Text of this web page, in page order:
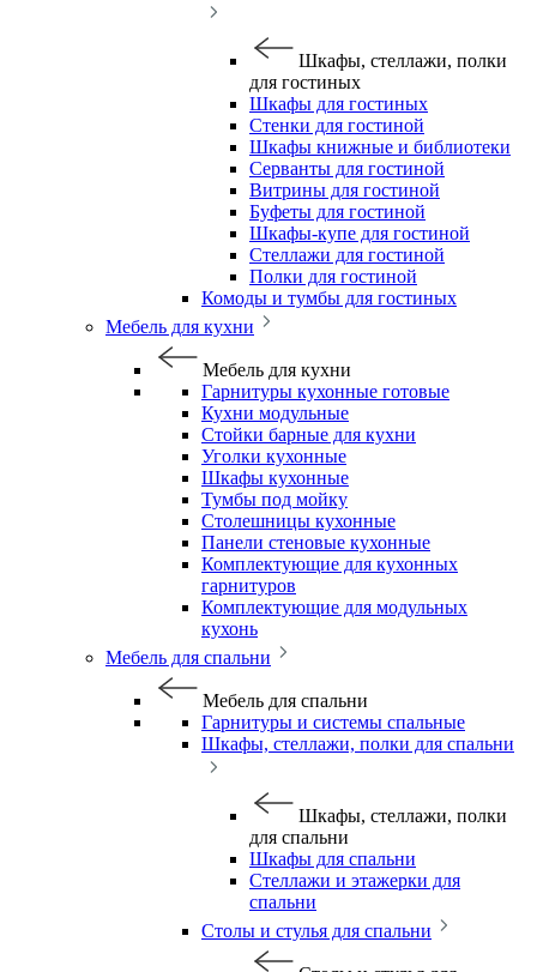
Шкафы, стеллажи, полки
для гостиных
Шкафы для гостиных
Стенки для гостиной
Шкафы книжные и библиотеки
Серванты для гостиной
Витрины для гостиной
Буфеты для гостиной
Шкафы-купе для гостиной
Стеллажи для гостиной
Полки для гостиной
Комоды и тумбы для гостиных
Мебель для кухни
Мебель для кухни
Гарнитуры кухонные готовые
Кухни модульные
Стойки барные для кухни
Уголки кухонные
Шкафы кухонные
Тумбы под мойку
Столешницы кухонные
Панели стеновые кухонные
Комплектующие для кухонных
гарнитуров
Комплектующие для модульных
кухонь
Мебель для спальни
Мебель для спальни
Гарнитуры и системы спальные
Шкафы, стеллажи, полки для спальни
Шкафы, стеллажи, полки
для спальни
Шкафы для спальни
Стеллажи и этажерки для
спальни
Столы и стулья для спальни